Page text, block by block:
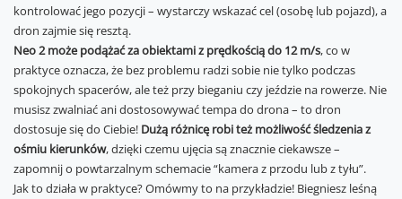
kontrolować jego pozycji – wystarczy wskazać cel (osobę lub pojazd), a
dron zajmie się resztą.
Neo 2 może podążać za obiektami z prędkością do 12 m/s, co w
praktyce oznacza, że bez problemu radzi sobie nie tylko podczas
spokojnych spacerów, ale też przy bieganiu czy jeździe na rowerze. Nie
musisz zwalniać ani dostosowywać tempa do drona – to dron
dostosuje się do Ciebie! Dużą różnicę robi też możliwość śledzenia z
ośmiu kierunków, dzięki czemu ujęcia są znacznie ciekawsze –
zapomnij o powtarzalnym schemacie “kamera z przodu lub z tyłu”.
Jak to działa w praktyce? Omówmy to na przykładzie! Biegniesz leśną